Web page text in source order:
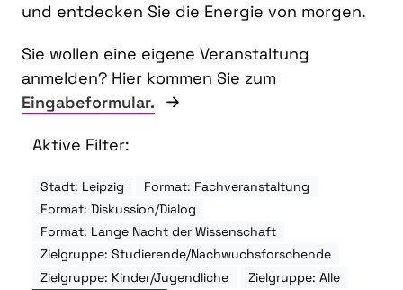
und entdecken Sie die Energie von morgen.
Sie wollen eine eigene Veranstaltung
anmelden? Hier kommen Sie zum
Eingabeformular.
Aktive Filter:
Stadt: Leipzig
Format: Fachveranstaltung
Format: Diskussion/Dialog
Format: Lange Nacht der Wissenschaft
Zielgruppe: Studierende/Nachwuchsforschende
Zielgruppe: Kinder/Jugendliche
Zielgruppe: Alle